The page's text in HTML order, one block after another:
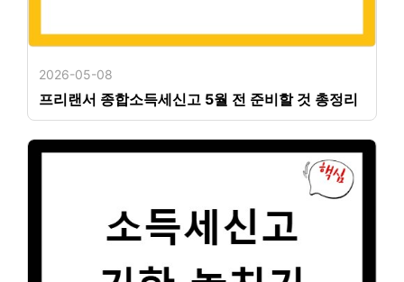
2026-05-08
프리랜서 종합소득세신고 5월 전 준비할 것 총정리